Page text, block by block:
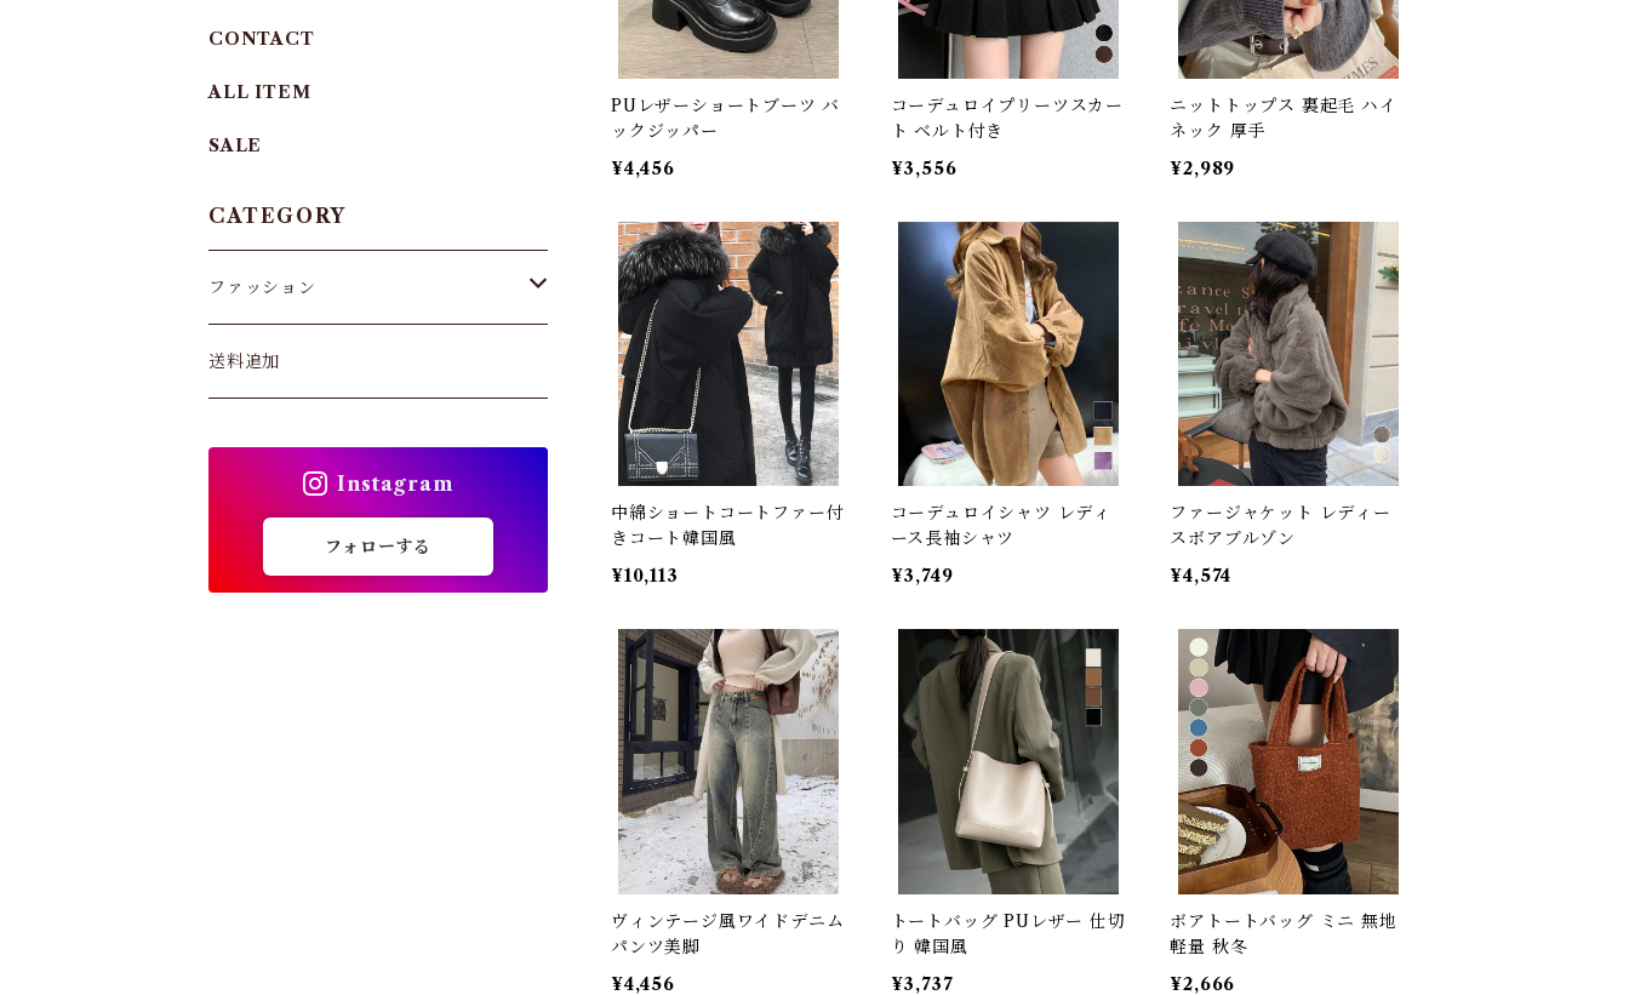
PUレザーショートブーツ バ
ックジッパー
¥4,456
コーデュロイプリーツスカー
ト ベルト付き
¥3,556
ニットトップス 裏起毛 ハイ
ネック 厚手
¥2,989
中綿ショートコートファー付
きコート韓国風
¥10,113
コーデュロイシャツ レディ
ース長袖シャツ
¥3,749
ファージャケット レディー
スボアブルゾン
¥4,574
ヴィンテージ風ワイドデニム
パンツ美脚
¥4,456
トートバッグ PUレザー 仕切
り 韓国風
¥3,737
ボアトートバッグ ミニ 無地
軽量 秋冬
¥2,666
CONTACT
ALL ITEM
SALE
CATEGORY
ファッション
パンツ&スカート
カーディガン
送料追加
Instagram
フォローする